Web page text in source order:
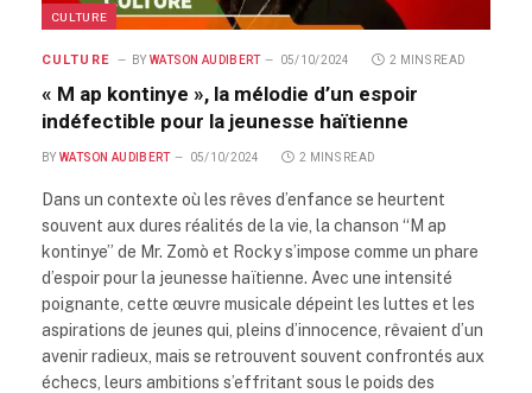
CULTURE
CULTURE BY WATSON AUDIBERT 05/10/2024 2 MINS READ
« M ap kontinye », la mélodie d’un espoir
indéfectible pour la jeunesse haïtienne
BY WATSON AUDIBERT 05/10/2024 2 MINS READ
Dans un contexte où les rêves d’enfance se heurtent
souvent aux dures réalités de la vie, la chanson “M ap
kontinye” de Mr. Zomò et Rocky s’impose comme un phare
d’espoir pour la jeunesse haïtienne. Avec une intensité
poignante, cette œuvre musicale dépeint les luttes et les
aspirations de jeunes qui, pleins d’innocence, rêvaient d’un
avenir radieux, mais se retrouvent souvent confrontés aux
échecs, leurs ambitions s’effritant sous le poids des